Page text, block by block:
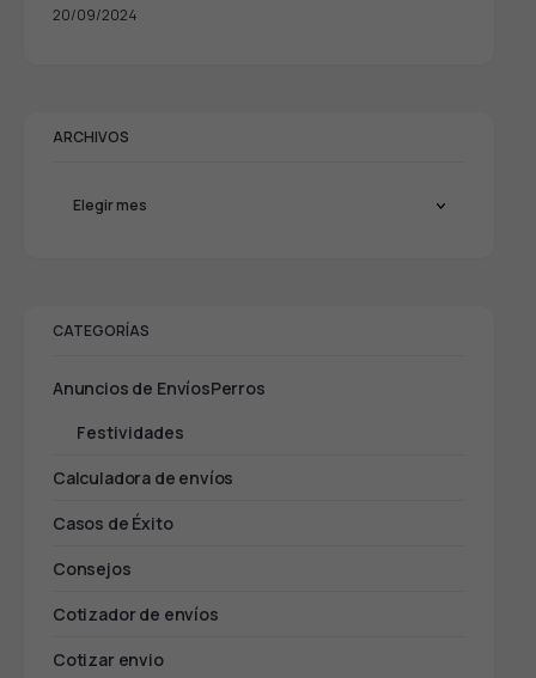
20/09/2024
ARCHIVOS
CATEGORÍAS
Anuncios de EnvíosPerros
Festividades
Calculadora de envíos
Casos de Éxito
Consejos
Cotizador de envíos
Cotizar envio